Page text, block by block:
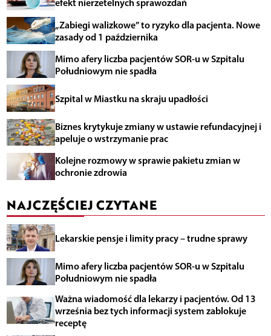
efekt nierzetelnych sprawozdań
„Zabiegi walizkowe” to ryzyko dla pacjenta. Nowe
zasady od 1 października
Mimo afery liczba pacjentów SOR-u w Szpitalu
Południowym nie spadła
Szpital w Miastku na skraju upadłości
Biznes krytykuje zmiany w ustawie refundacyjnej i
apeluje o wstrzymanie prac
Kolejne rozmowy w sprawie pakietu zmian w
ochronie zdrowia
NAJCZĘŚCIEJ CZYTANE
Lekarskie pensje i limity pracy – trudne sprawy
Mimo afery liczba pacjentów SOR-u w Szpitalu
Południowym nie spadła
Ważna wiadomość dla lekarzy i pacjentów. Od 13
września bez tych informacji system zablokuje
receptę